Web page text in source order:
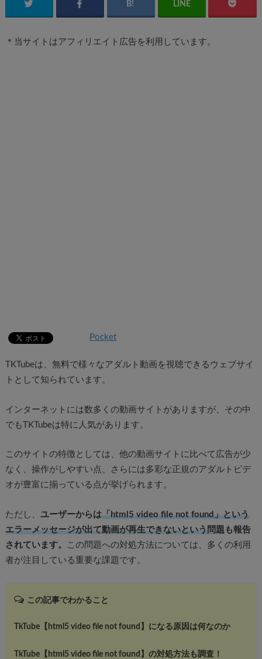
＊当サイトはアフィリエイト広告を利用しています。
Pocket
TKTubeは、無料で様々なアダルト動画を視聴できるウェブサイ
トとして知られています。
インターネットには数多くの動画サイトがありますが、その中
でもTKTubeは特に人気があります。
このサイトの特徴としては、他の動画サイトに比べて広告が少
なく、操作がしやすい点、さらには多彩な正規のアダルトビデ
オが豊富に揃っている点が挙げられます。
ただし、 ユーザーからは「html5 video file not found」という
エラーメッセージが出て動画が再生できないという問題も報告
されています。
この問題への対処方法については、多くの利用
者が注目している重要な課題です。
この記事でわかること
TkTube【html5 video file not found】になる原因は何なのか
TkTube【html5 video file not found】の対処方法も調査！